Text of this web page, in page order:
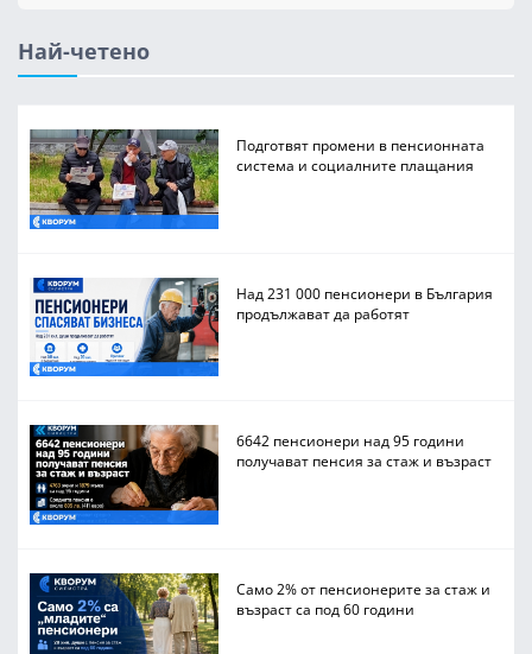
Най-четено
Подготвят промени в пенсионната
система и социалните плащания
Над 231 000 пенсионери в България
продължават да работят
6642 пенсионери над 95 години
получават пенсия за стаж и възраст
Само 2% от пенсионерите за стаж и
възраст са под 60 години